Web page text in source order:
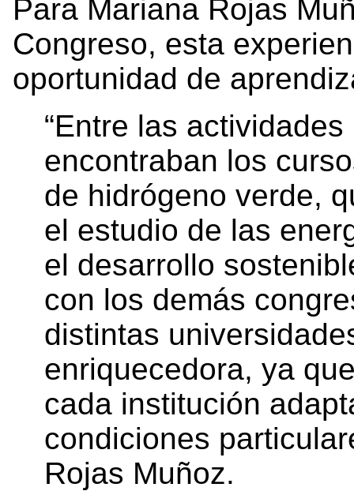
Para Mariana Rojas
Congreso, esta
oportunidad de
“Entre las
encontraban los
de hidrógeno verde,
el estudio de las
el desarrollo
con los demás
distintas
enriquecedora, ya
cada institución
condiciones
Rojas Muñoz.